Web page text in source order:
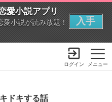
愛小説アプリ
愛小説が読み放題！
入手
メニュー
ログイン
ドキする話